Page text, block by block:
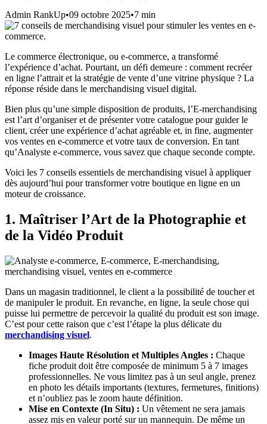
Admin RankUp•09 octobre 2025•7 min
Le commerce électronique, ou e-commerce, a transformé
l’expérience d’achat. Pourtant, un défi demeure : comment recréer
en ligne l’attrait et la stratégie de vente d’une vitrine physique ? La
réponse réside dans le merchandising visuel digital.
Bien plus qu’une simple disposition de produits, l’E-merchandising
est l’art d’organiser et de présenter votre catalogue pour guider le
client, créer une expérience d’achat agréable et, in fine, augmenter
vos ventes en e-commerce et votre taux de conversion. En tant
qu’Analyste e-commerce, vous savez que chaque seconde compte.
Voici les 7 conseils essentiels de merchandising visuel à appliquer
dès aujourd’hui pour transformer votre boutique en ligne en un
moteur de croissance.
1. Maîtriser l’Art de la Photographie et
de la Vidéo Produit
Dans un magasin traditionnel, le client a la possibilité de toucher et
de manipuler le produit. En revanche, en ligne, la seule chose qui
puisse lui permettre de percevoir la qualité du produit est son image.
C’est pour cette raison que c’est l’étape la plus délicate du
merchandising visuel.
Images Haute Résolution et Multiples Angles : Chaque
fiche produit doit être composée de minimum 5 à 7 images
professionnelles. Ne vous limitez pas à un seul angle, prenez
en photo les détails importants (textures, fermetures, finitions)
et n’oubliez pas le zoom haute définition.
Mise en Contexte (In Situ) : Un vêtement ne sera jamais
assez mis en valeur porté sur un mannequin. De même un